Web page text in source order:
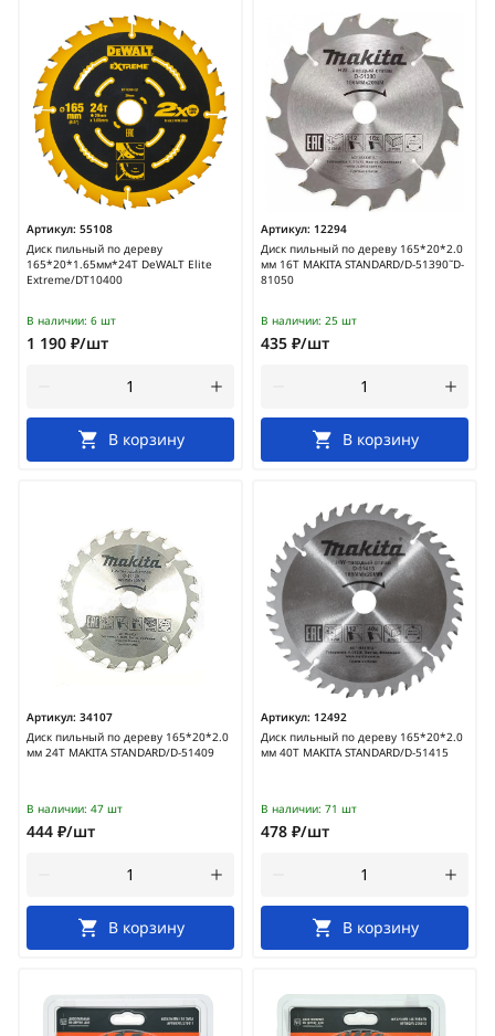
Артикул: 55108
Диск пильный по дереву
165*20*1.65мм*24Т DeWALT Elite
Extreme/DT10400
В наличии: 6 шт
1 190 ₽/шт
В корзину
Артикул: 12294
Диск пильный по дереву 165*20*2.0
мм 16Т MAKITA STANDARD/D-51390˜D-
81050
В наличии: 25 шт
435 ₽/шт
В корзину
Артикул: 34107
Диск пильный по дереву 165*20*2.0
мм 24Т MAKITA STANDARD/D-51409
В наличии: 47 шт
444 ₽/шт
В корзину
Артикул: 12492
Диск пильный по дереву 165*20*2.0
мм 40Т MAKITA STANDARD/D-51415
В наличии: 71 шт
478 ₽/шт
В корзину